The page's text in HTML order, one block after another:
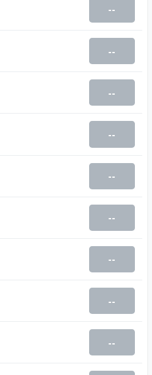
--
--
--
--
--
--
--
--
--